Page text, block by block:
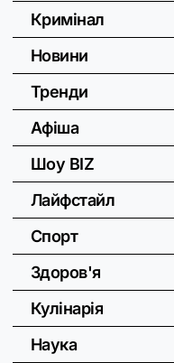
Кримінал
Новини
Тренди
Афіша
Шоу BIZ
Лайфстайл
Спорт
Здоров'я
Кулінарія
Наука